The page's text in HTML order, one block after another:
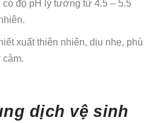
có độ pH lý tưởng từ 4.5 – 5.5
xuất thiên nhiên, dịu nhẹ, phù
cảm.
dịch vệ sinh